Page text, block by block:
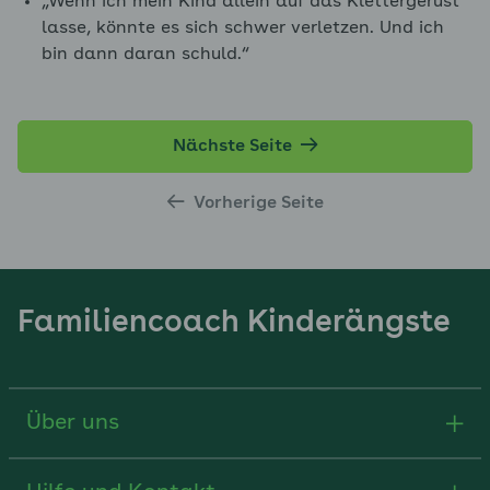
lasse, könnte es sich schwer verletzen. Und ich
bin dann daran schuld.“
Vorherige Seite
Nächste Seite
Familiencoach Kinderängste
Über uns